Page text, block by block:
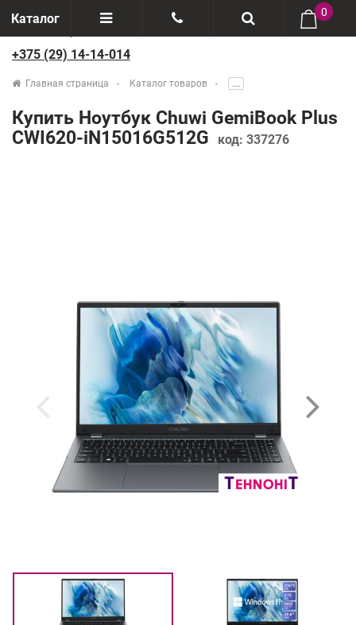
Каталог
Отзывы
Производители
+375(29) 888-44-44
0
+375 (29) 14-14-014
Главная страница Каталог товаров .....
Купить Ноутбук Chuwi GemiBook Plus
CWI620-iN15016G512G
код: 337276